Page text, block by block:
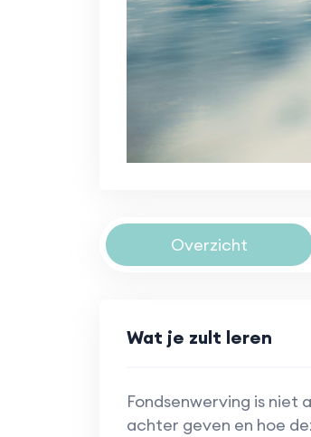
Overzicht
Wat je zult leren
Fondsenwerving is niet
achter geven en hoe